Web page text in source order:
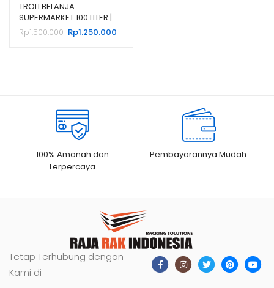
TROLI BELANJA
SUPERMARKET 100 LITER |
TROLLEY SHOPPING
Rp1.500.000 Harga
Rp1.250.000
100% Amanah dan
Terpercaya.
Pembayarannya Mudah.
Tetap Terhubung dengan
Kami di